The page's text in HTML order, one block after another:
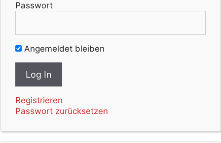
Passwort
Angemeldet bleiben
Registrieren
Passwort zurücksetzen